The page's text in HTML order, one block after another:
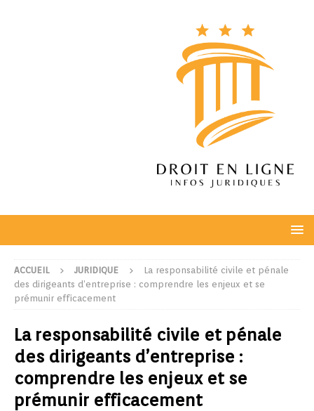
ACCUEIL JURIDIQUE
La responsabilité civile et pénale
des dirigeants d’entreprise : comprendre les enjeux et se
prémunir efficacement
La responsabilité civile et pénale
des dirigeants d’entreprise :
comprendre les enjeux et se
prémunir efficacement